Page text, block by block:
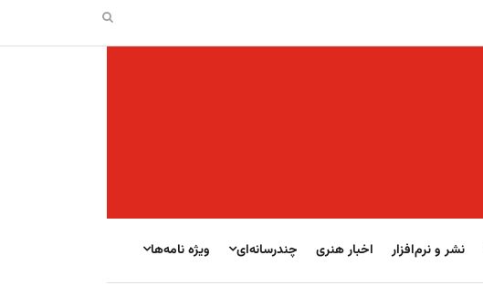
نشر و نرم‌افزار اخبار هنری چندرسانه‌ای ویژه نامه‌ها